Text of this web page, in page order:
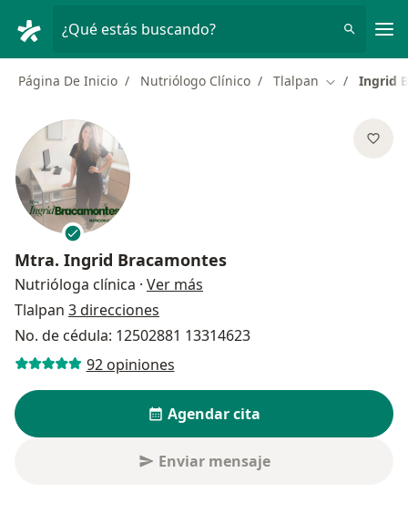
¿Qué estás buscando?
Página De Inicio Nutriólogo Clínico Tlalpan Cambiar de
Ingrid
Mtra. Ingrid Bracamontes
Nutrióloga clínica · Ver más
Tlalpan 3 direcciones
No. de cédula: 12502881 13314623
92 opiniones
Agendar cita
Enviar mensaje